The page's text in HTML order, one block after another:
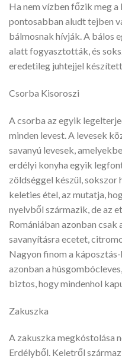
Ha nem vízben főzik meg
pontosabban aludt tejben
bálmosnak hívják. A bálos
alatt fogyasztották, és
eredetileg juhtejjel
Csorba Kisoroszi
A csorba az egyik
minden levest. A levesek
savanyú levesek,
erdélyi konyha egyik
zöldséggel készül, sokszor
keleties étel, az mutatja,
nyelvből származik, de az
Romániában azonban csak
savanyításra ecetet,
Nagyon finom a
azonban a
biztos, hogy mindenhol
Zakuszka
A zakuszka megkóstolása
Erdélyből. Keletről